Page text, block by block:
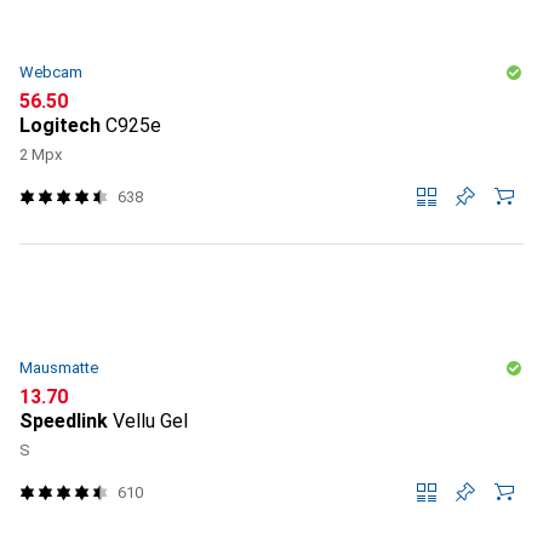
Webcam
CHF
56.50
Logitech C925e
2 Mpx
638
Mausmatte
CHF
13.70
Speedlink Vellu Gel
S
610